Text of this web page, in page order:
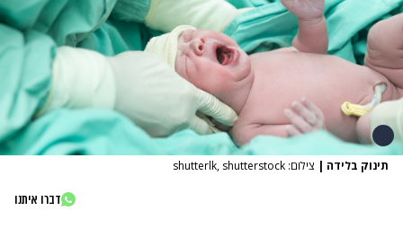
תינוק בלידה | צילום: shutterlk, shutterstock
דברו איתנו